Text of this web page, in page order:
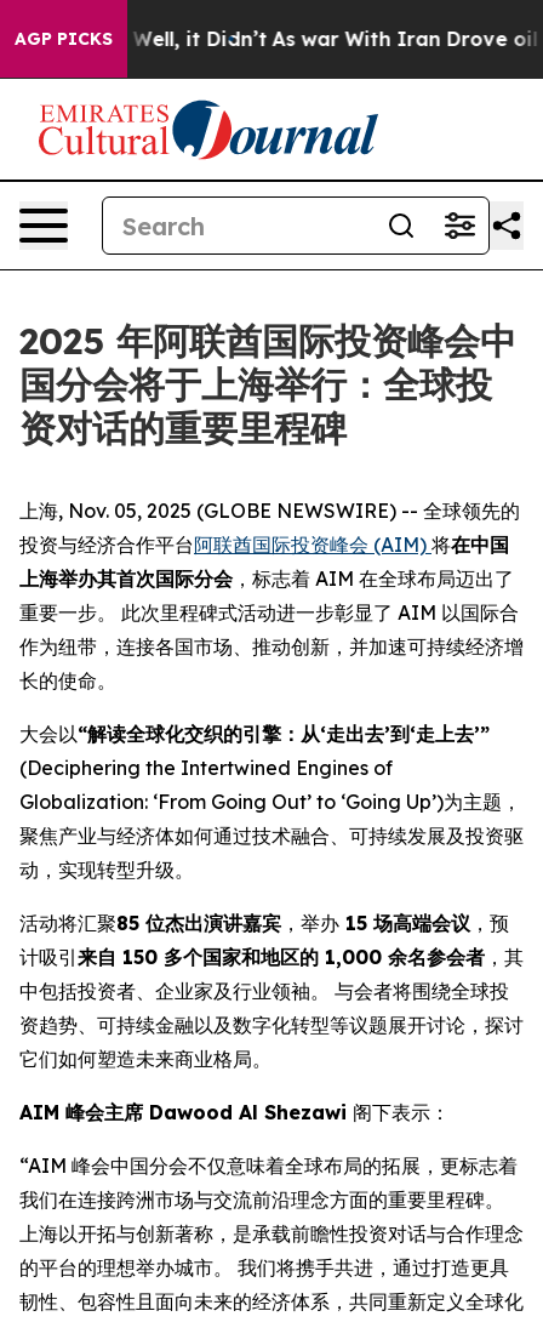
AGP PICKS
40%. Well, it Didn’t As war With Iran Drove oil
2025 年阿联酋国际投资峰会中
国分会将于上海举行：全球投
资对话的重要里程碑
上海, Nov. 05, 2025 (GLOBE NEWSWIRE) -- 全球领先的
投资与经济合作平台阿联酋国际投资峰会 (AIM) 将在中国
上海举办其首次国际分会，标志着 AIM 在全球布局迈出了
重要一步。 此次里程碑式活动进一步彰显了 AIM 以国际合
作为纽带，连接各国市场、推动创新，并加速可持续经济增
长的使命。
大会以“解读全球化交织的引擎：从‘走出去’到‘走上去’”
(Deciphering the Intertwined Engines of
Globalization: ‘From Going Out’ to ‘Going Up’)为主题，
聚焦产业与经济体如何通过技术融合、可持续发展及投资驱
动，实现转型升级。
活动将汇聚85 位杰出演讲嘉宾 ，举办 15 场高端会议 ，预
计吸引来自 150 多个国家和地区的 1,000 余名参会者 ，其
中包括投资者、企业家及行业领袖。 与会者将围绕全球投
资趋势、可持续金融以及数字化转型等议题展开讨论，探讨
它们如何塑造未来商业格局。
AIM 峰会主席 Dawood Al Shezawi 阁下表示：
“AIM 峰会中国分会不仅意味着全球布局的拓展，更标志着
我们在连接跨洲市场与交流前沿理念方面的重要里程碑。
上海以开拓与创新著称，是承载前瞻性投资对话与合作理念
的平台的理想举办城市。 我们将携手共进，通过打造更具
韧性、包容性且面向未来的经济体系，共同重新定义全球化